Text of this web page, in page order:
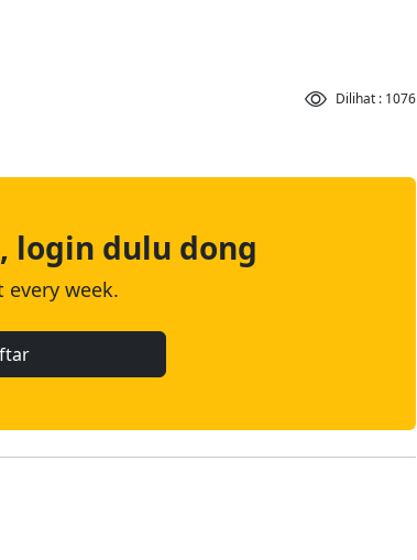
Dilihat : 1076
login dulu dong
week.